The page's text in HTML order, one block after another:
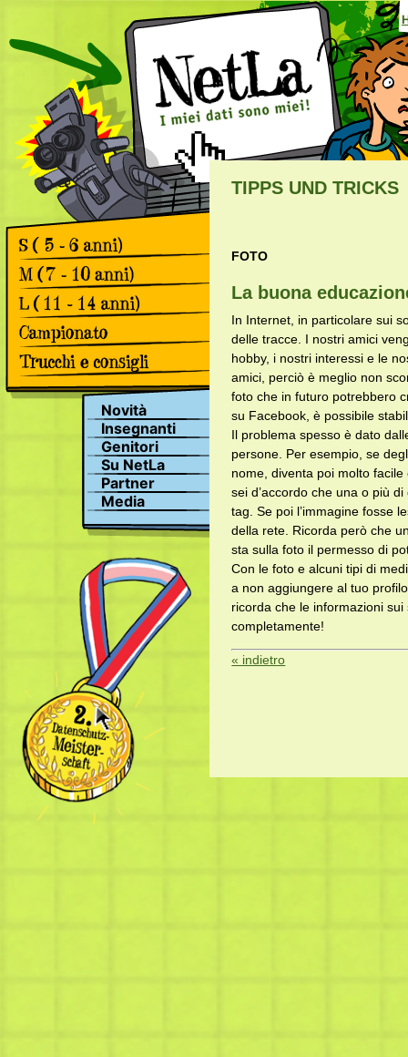
Games
Comics
Games
Comics
Games
Comics
Retrospettiva il 2.
campionato svizzero sulla
protezione dei dati
Retrospettiva il primo
campionato svizzero sulla
protezione dei dati
Apps & Facebook
Navigare
Ricercare
Novità
Insegnanti
Genitori
Su NetLa
Partner
Media
TIPPS UND TRICKS
FOTO
La buona
In Internet, in particolare sui
delle tracce. I nostri amici
hobby, i nostri interessi e le
amici, perciò è meglio non
foto che in futuro potrebbero
su Facebook, è possibile
Il problema spesso è dato
persone. Per esempio, se
nome, diventa poi molto
sei d’accordo che una o più
tag. Se poi l’immagine fosse
della rete. Ricorda però che
sta sulla foto il permesso di
Con le foto e alcuni tipi di
a non aggiungere al tuo
ricorda che le informazioni
completamente!
« indietro